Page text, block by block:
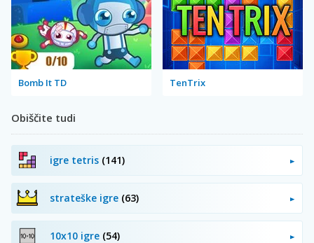
Bomb It TD TenTrix
Obiščite tudi
igre tetris (141)
strateške igre (63)
10x10 igre (54)